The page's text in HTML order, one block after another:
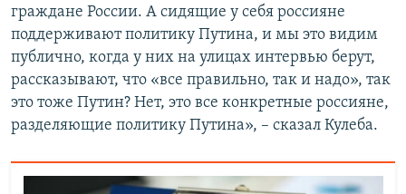
граждане России. А сидящие у себя россияне
поддерживают политику Путина, и мы это видим
публично, когда у них на улицах интервью берут,
рассказывают, что «все правильно, так и надо», так
это тоже Путин? Нет, это все конкретные россияне,
разделяющие политику Путина», – сказал Кулеба.